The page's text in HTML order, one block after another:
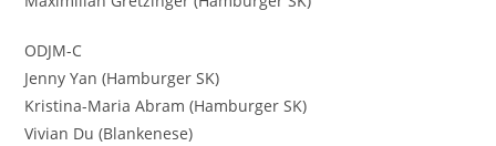
ODJM-C
Jenny Yan (Hamburger SK)
Kristina-Maria Abram (Hamburger SK)
Vivian Du (Blankenese)